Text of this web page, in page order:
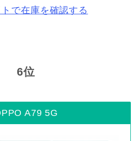
で在庫を確認する
6位
A79 5G